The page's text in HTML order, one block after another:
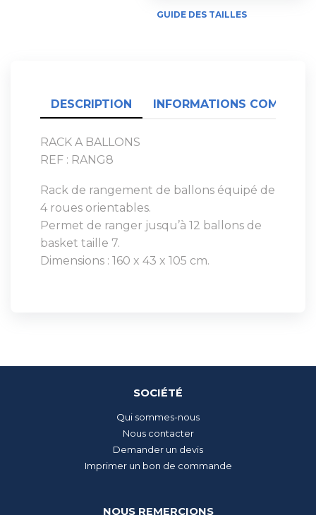
GUIDE DES TAILLES
DESCRIPTION INFORMATIONS
RACK A BALLONS
REF : RANG8
Rack de rangement de ballons équipé de
4 roues orientables.
Permet de ranger jusqu’à 12 ballons de
basket taille 7.
Dimensions : 160 x 43 x 105 cm.
SOCIÉTÉ
Qui sommes-nous
Nous contacter
Demander un devis
Imprimer un bon de commande
NOUS REMERCIONS